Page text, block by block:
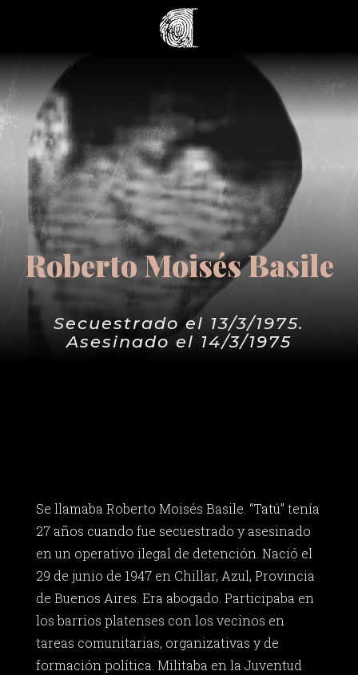
Roberto Moisés Basile
Secuestrado el 13/3/1975.
Asesinado el 14/3/1975
Se llamaba Roberto Moisés Basile. “Tatú” tenía
27 años cuando fue secuestrado y asesinado
en un operativo ilegal de detención. Nació el
29 de junio de 1947 en Chillar, Azul, Provincia
de Buenos Aires. Era abogado. Participaba en
los barrios platenses con los vecinos en
tareas comunitarias, organizativas y de
formación política. Militaba en la Juventud